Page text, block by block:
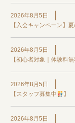
2026年8月5日
【入会キャンペーン】
2026年8月5日
【初心者対象｜体験料
2026年8月5日
【スタッフ募集中
】
2026年8月5日